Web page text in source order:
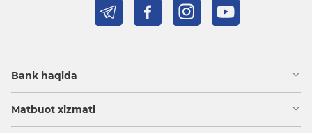
Bank haqida
Matbuot xizmati